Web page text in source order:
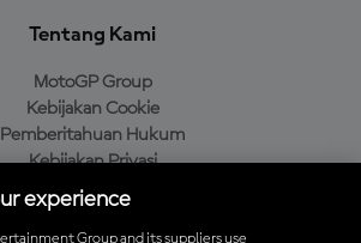
Tentang Kami
MotoGP Group
Kebijakan Cookie
Pemberitahuan Hukum
Kebijakan Privasi
Kebijakan Pembelian
experience
Group and its suppliers use